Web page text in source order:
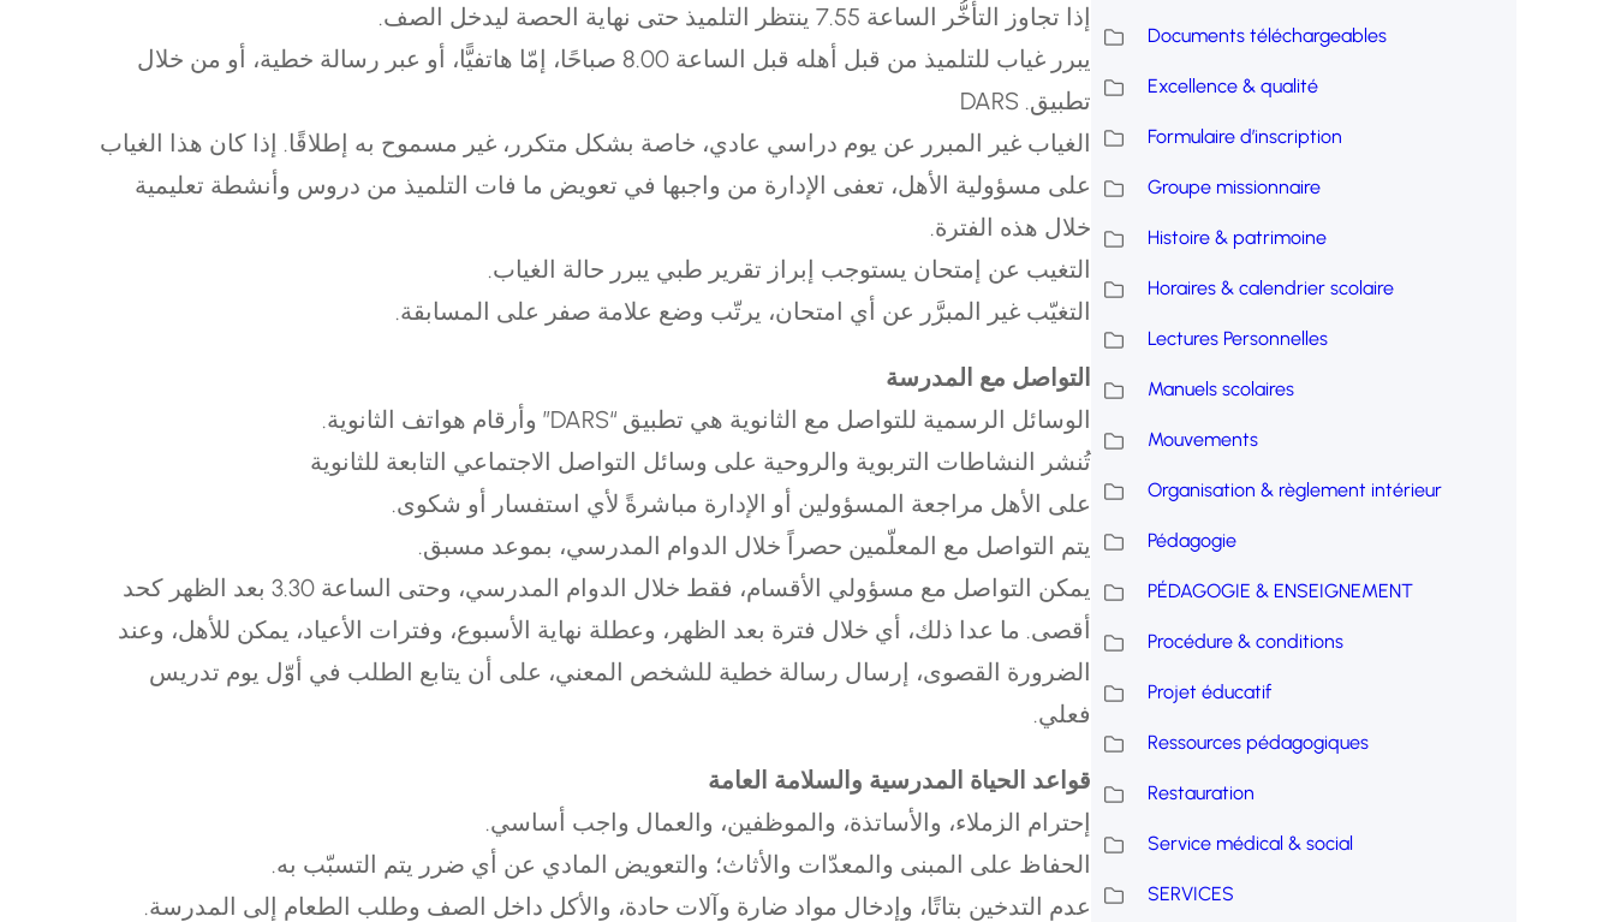
إذا تجاوز التأخُّر الساعة 55.7 ينتظر التلميذ حتى نهاية الحصة ليدخل الصف.
يبرر غياب للتلميذ من قبل أهله قبل الساعة 00.8 صباحًا، إمّا هاتفيًّا، أو عبر رسالة خطية، أو من خلال
تطبيق. SRAD
الغياب غير المبرر عن يوم دراسي عادي، خاصة بشكل متكرر، غير مسموح به إطلاقًا. إذا كان هذا الغياب
على مسؤولية الأهل، تعفى الإدارة من واجبها في تعويض ما فات التلميذ من دروس وأنشطة تعليمية
خلال هذه الفترة.
التغيب عن إمتحان يستوجب إبراز تقرير طبي يبرر حالة الغياب.
التغيّب غير المبرَّر عن أي امتحان، يرتّب وضع علامة صفر على المسابقة.
التواصل مع المدرسة
الوسائل الرسمية للتواصل مع الثانوية هي تطبيق “SRAD” وأرقام هواتف الثانوية.
تُنشر النشاطات التربوية والروحية على وسائل التواصل الاجتماعي التابعة للثانوية
على الأهل مراجعة المسؤولين أو الإدارة مباشرةً لأي استفسار أو شكوى.
يتم التواصل مع المعلّمين حصراً خلال الدوام المدرسي، بموعد مسبق.
يمكن التواصل مع مسؤولي الأقسام، فقط خلال الدوام المدرسي، وحتى الساعة 03.3 بعد الظهر كحد
أقصى. ما عدا ذلك، أي خلال فترة بعد الظهر، وعطلة نهاية الأسبوع، وفترات الأعياد، يمكن للأهل، وعند
الضرورة القصوى، إرسال رسالة خطية للشخص المعني، على أن يتابع الطلب في أوّل يوم تدريس
فعلي.
قواعد الحياة المدرسية والسلامة العامة
إحترام الزملاء، والأساتذة، والموظفين، والعمال واجب أساسي.
الحفاظ على المبنى والمعدّات والأثاث؛ والتعويض المادي عن أي ضرر يتم التسبّب به.
عدم التدخين بتاتًا، وإدخال مواد ضارة وآلات حادة، والأكل داخل الصف وطلب الطعام إلى المدرسة.
Documents téléchargeables
Excellence & qualité
Formulaire d’inscription
Groupe missionnaire
Histoire & patrimoine
Horaires & calendrier scolaire
Lectures Personnelles
Manuels scolaires
Mouvements
Organisation & règlement intérieur
Pédagogie
PÉDAGOGIE & ENSEIGNEMENT
Procédure & conditions
Projet éducatif
Ressources pédagogiques
Restauration
Service médical & social
SERVICES